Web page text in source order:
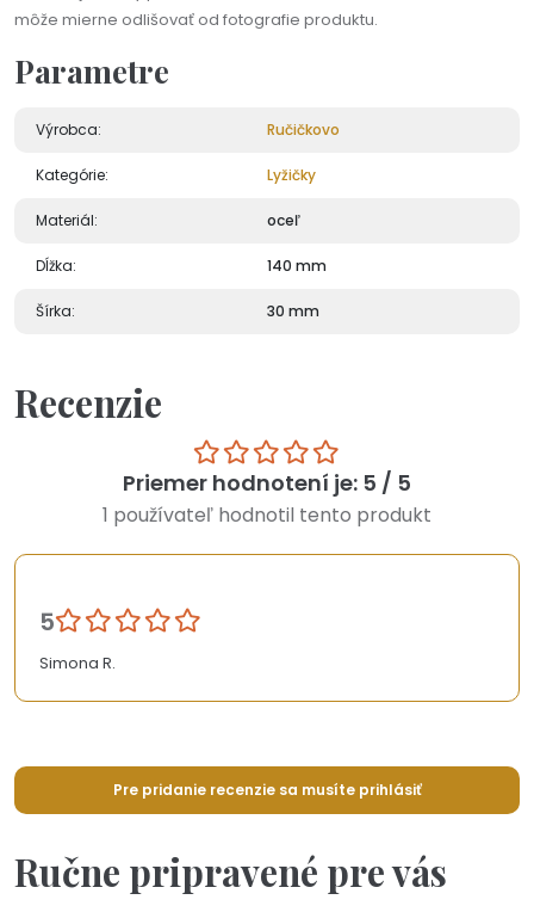
môže mierne odlišovať od fotografie produktu.
Parametre
Výrobca: Ručičkovo
Kategórie: Lyžičky
Materiál: oceľ
Dĺžka: 140 mm
Šírka: 30 mm
Recenzie
Priemer hodnotení je: 5 / 5
1 používateľ hodnotil tento produkt
5
Simona R.
Pre pridanie recenzie sa musíte prihlásiť
Ručne pripravené pre vás